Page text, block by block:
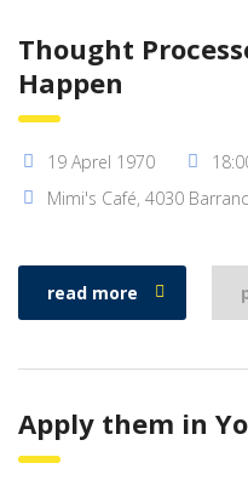
Thought
Happen
19 Aprel 1970
Mimi's Café, 4030
read more
Apply them in